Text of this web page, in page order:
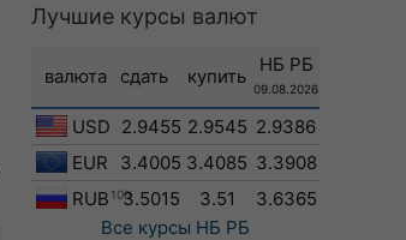
Лучшие курсы валют
валюта сдать купить
НБ РБ
09.08.2026
USD 2.9455 2.9545 2.9386
EUR
3.4005 3.4085 3.3908
RUB 1003.5015 3.51
3.6365
Все курсы НБ РБ